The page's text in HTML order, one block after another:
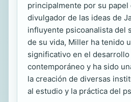
principalmente por su
divulgador de las ideas de
influyente psicoanalista del
de su vida, Miller ha tenido
significativo en el
contemporáneo y ha sido
la creación de diversas
al estudio y la práctica del